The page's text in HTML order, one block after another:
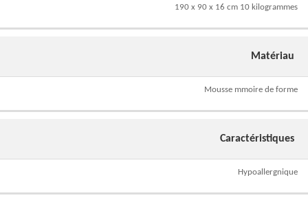
190 x 90 x 16 cm 10 kilogrammes
Matériau
Mousse mmoire de forme
Caractéristiques
Hypoallergnique